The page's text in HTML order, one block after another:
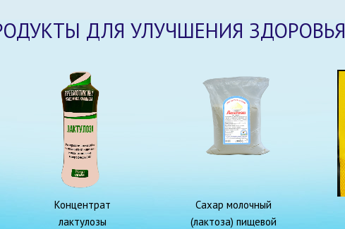
ДЛЯ УЛУЧШЕНИЯ ЗДОРОВЬЯ
Концентрат
лактулозы
Сахар молочный
(лактоза) пищевой